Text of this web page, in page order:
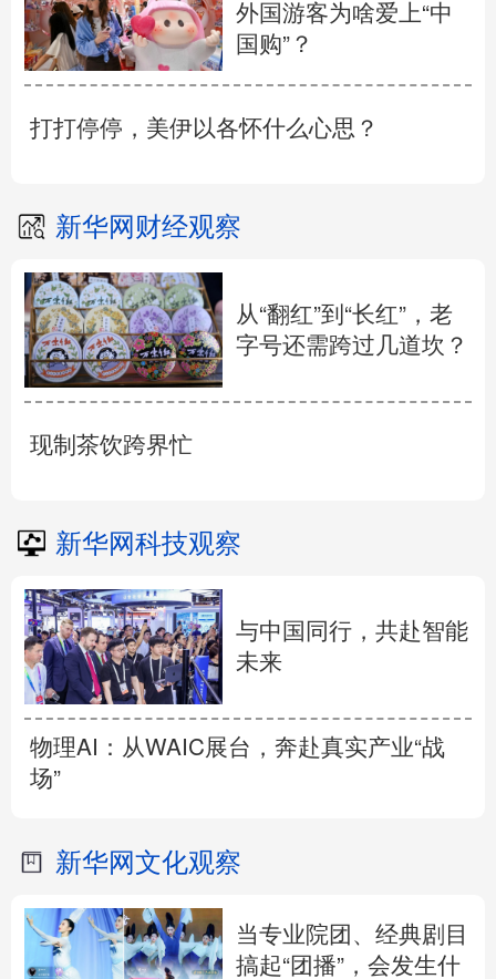
外国游客为啥爱上“中
国购”？
打打停停，美伊以各怀什么心思？
新华网财经观察
从“翻红”到“长红”，老
字号还需跨过几道坎？
现制茶饮跨界忙
新华网科技观察
与中国同行，共赴智能
未来
物理AI：从WAIC展台，奔赴真实产业“战
场”
新华网文化观察
当专业院团、经典剧目
搞起“团播”，会发生什